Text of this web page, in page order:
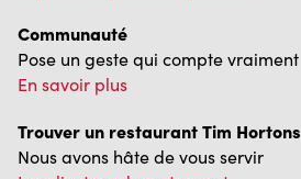
Communauté
Pose un geste qui compte vraiment
En savoir plus
Trouver un restaurant Tim Hortons
Nous avons hâte de vous servir